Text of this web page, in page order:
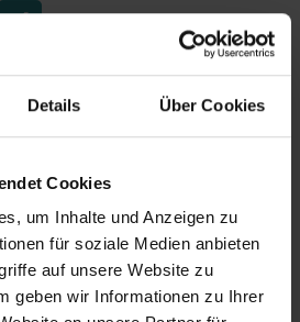
Details Über Cookies
Cookies
um Inhalte und Anzeigen zu
für soziale Medien anbieten
auf unsere Website zu
geben wir Informationen zu Ihrer
Kategorie:
ABC des
- D wie
- C wie